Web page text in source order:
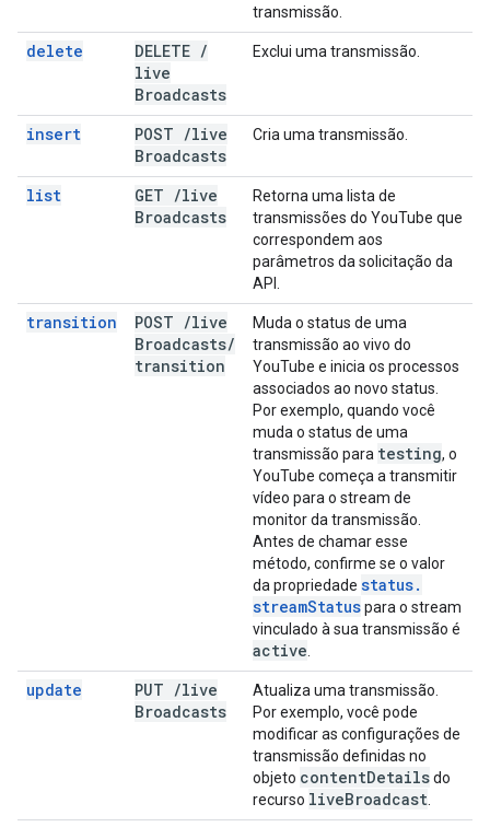
transmissão.
delete DELETE /
live
Broadcasts
Exclui uma transmissão.
insert POST /live
Broadcasts
Cria uma transmissão.
list GET /live
Broadcasts
Retorna uma lista de
transmissões do YouTube que
correspondem aos
parâmetros da solicitação da
API.
transition POST /live
Broadcasts/
transition
Muda o status de uma
transmissão ao vivo do
YouTube e inicia os processos
associados ao novo status.
Por exemplo, quando você
muda o status de uma
transmissão para testing, o
YouTube começa a transmitir
vídeo para o stream de
monitor da transmissão.
Antes de chamar esse
método, confirme se o valor
da propriedade status.
streamStatuspara o stream
vinculado à sua transmissão é
active
update PUT /live
Broadcasts
Atualiza uma transmissão.
Por exemplo, você pode
modificar as configurações de
transmissão definidas no
objeto contentDetailsdo
recurso liveBroadcast